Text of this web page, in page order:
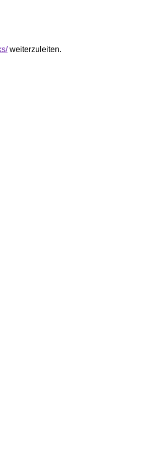
weiterzuleiten.